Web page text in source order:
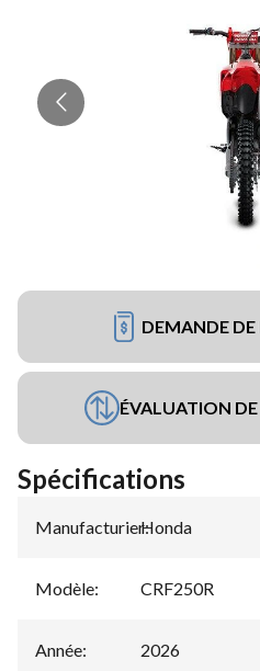
DEMANDE
ÉVALUATION
Spécifications
Manufacturier:
Honda
Modèle: CRF250R
Année: 2026